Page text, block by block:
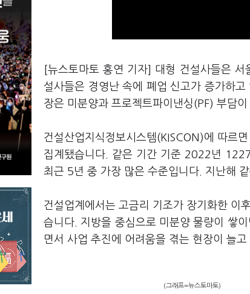
[뉴스토마토 홍연 기자] 대형 건설사들은
설사들은 경영난 속에 폐업 신고가 증가하
장은 미분양과 프로젝트파이낸싱(PF) 부담
건설산업지식정보시스템(KISCON)에 따르
집계됐습니다. 같은 기간 기준 2022년
최근 5년 중 가장 많은 수준입니다. 지난해
건설업계에서는 고금리 기조가 장기화한 이
습니다. 지방을 중심으로 미분양 물량이 쌓
면서 사업 추진에 어려움을 겪는 현장이 늘고
(그래프=뉴스토마토)